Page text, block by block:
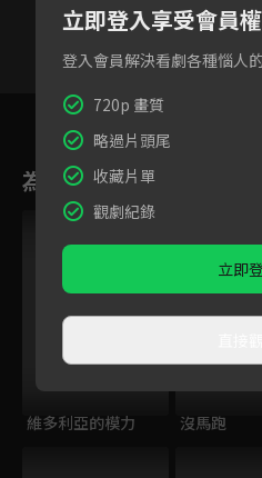
7 8
為您推薦
維多利亞的模力 沒馬跑
立即登入享受會員
登入會員解決看劇各種惱人
720p 畫質
略過片頭尾
收藏片單
觀劇紀錄
立即